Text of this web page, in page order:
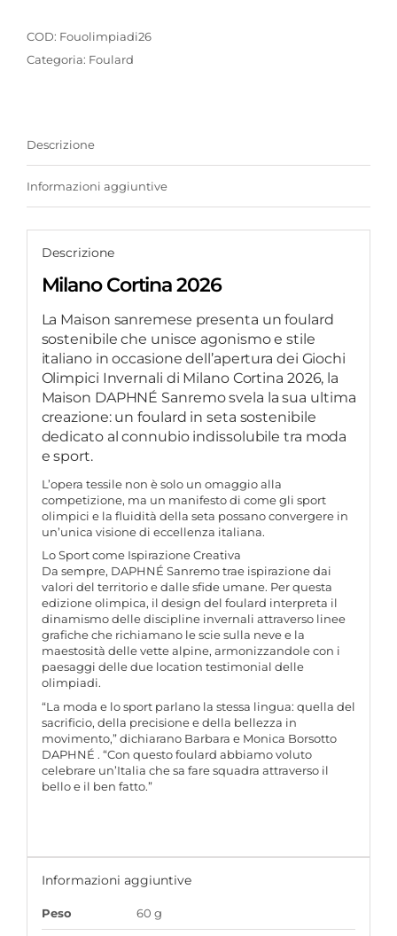
COD: Fouolimpiadi26
Categoria: Foulard
Descrizione
Informazioni aggiuntive
Descrizione
Milano Cortina 2026
La Maison sanremese presenta un foulard
sostenibile che unisce agonismo e stile
italiano in occasione dell’apertura dei Giochi
Olimpici Invernali di Milano Cortina 2026, la
Maison DAPHNÉ Sanremo svela la sua ultima
creazione: un foulard in seta sostenibile
dedicato al connubio indissolubile tra moda
e sport.
L’opera tessile non è solo un omaggio alla
competizione, ma un manifesto di come gli sport
olimpici e la fluidità della seta possano convergere in
un’unica visione di eccellenza italiana.
Lo Sport come Ispirazione Creativa
Da sempre, DAPHNÉ Sanremo trae ispirazione dai
valori del territorio e dalle sfide umane. Per questa
edizione olimpica, il design del foulard interpreta il
dinamismo delle discipline invernali attraverso linee
grafiche che richiamano le scie sulla neve e la
maestosità delle vette alpine, armonizzandole con i
paesaggi delle due location testimonial delle
olimpiadi.
“La moda e lo sport parlano la stessa lingua: quella del
sacrificio, della precisione e della bellezza in
movimento,” dichiarano Barbara e Monica Borsotto
DAPHNÉ . “Con questo foulard abbiamo voluto
celebrare un’Italia che sa fare squadra attraverso il
bello e il ben fatto.”
Informazioni aggiuntive
Peso 60 g